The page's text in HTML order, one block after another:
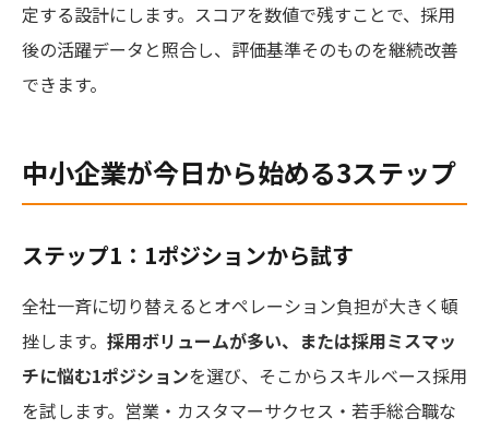
定する設計にします。スコアを数値で残すことで、採用
後の活躍データと照合し、評価基準そのものを継続改善
できます。
中小企業が今日から始める3ステップ
ステップ1：1ポジションから試す
全社一斉に切り替えるとオペレーション負担が大きく頓
挫します。 採用ボリュームが多い、または採用ミスマッ
チに悩む1ポジションを選び、そこからスキルベース採用
を試します。営業・カスタマーサクセス・若手総合職な